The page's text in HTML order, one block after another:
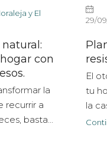
y El
con
la
recurrir a
basta...
29/
El
tu
la